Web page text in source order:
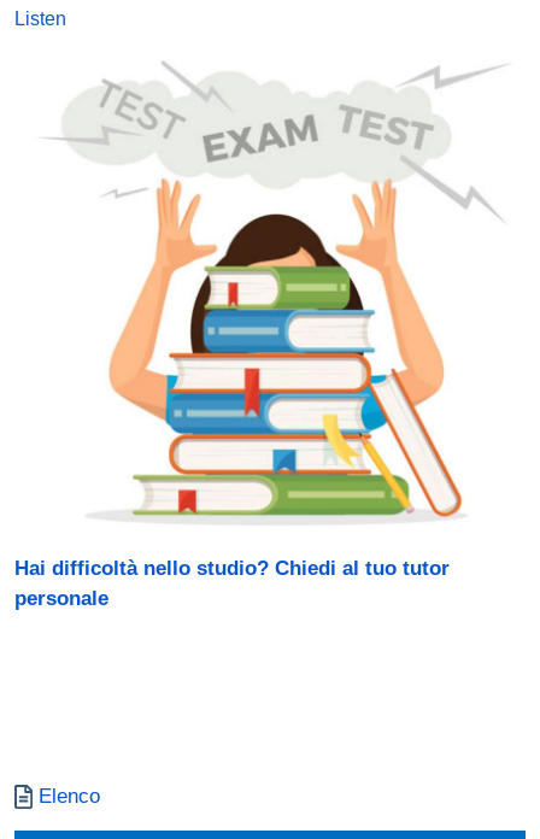
Listen
Hai difficoltà nello studio? Chiedi al tuo tutor
personale
Documento
Elenco